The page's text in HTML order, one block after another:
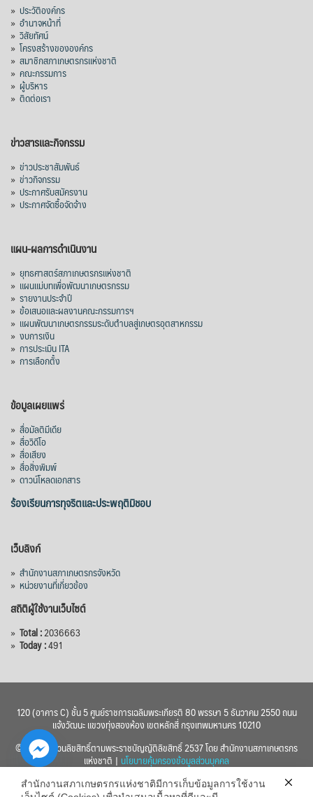
» ประวัติองค์กร
» อำนาจหน้าที่
» วิสัยทัศน์
» โครงสร้างขององค์กร
» สมาชิกสภาเกษตรกรแห่งชาติ
» คณะกรรมการ
» ผู้บริหาร
» ติดต่อเรา
ข่าวสารและกิจกรรม
» ข่าวประชาสัมพันธ์
» ข่าวกิจกรรม
» ประกาศรับสมัครงาน
» ประกาศจัดซื้อจัดจ้าง
แผน-ผลการดำเนินงาน
» ยุทธศาสตร์สภาเกษตรกรแห่งชาติ
» แผนแม่บทเพื่อพัฒนาเกษตรกรรม
» รายงานประจำปี
» ข้อเสนอและผลงานคณะกรรมการฯ
» แผนพัฒนาเกษตรกรรมระดับตำบลสู่เกษตรอุตสาหกรรม
» งบการเงิน
» การประเมิน ITA
» การเลือกตั้ง
ข้อมูลเผยแพร่
» สื่อมัลติมีเดีย
» สื่อวิดีโอ
» สื่อเสียง
» สื่อสิ่งพิมพ์
» ดาวน์โหลดเอกสาร
ร้องเรียนการทุจริตและประพฤติมิชอบ
เว็บลิงก์
» สำนักงานสภาเกษตรกรจังหวัด
» หน่วยงานที่เกี่ยวข้อง
สถิติผู้ใช้งานเว็บไซต์
» Total :2036663
» Today :491
120 (อาคาร C) ชั้น 5 ศูนย์ราชการเฉลิมพระเกียรติ 80 พรรษา 5 ธันวาคม 2550 ถนน
แจ้งวัฒนะ แขวงทุ่งสองห้อง เขตหลักสี่ กรุงเทพมหานคร 10210
© 2560 สงวนลิขสิทธิ์ตามพระราชบัญญัติลิขสิทธิ์ 2537 โดย สำนักงานสภาเกษตรกร
แห่งชาติ | นโยบายคุ้มครองข้อมูลส่วนบุคคล
สำนักงานสภาเกษตรกรแห่งชาติมีการเก็บข้อมูลการใช้งาน